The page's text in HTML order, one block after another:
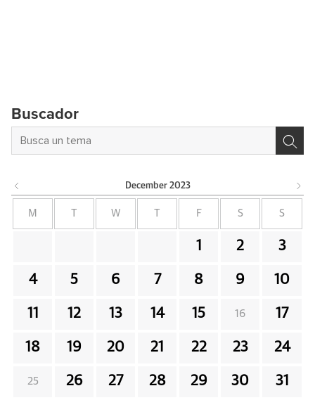
Buscador
December 2023
M W F S S
1 2 3
4 5 6 7 8 9 10
11 12 13 14 15 16 17
18 19 20 21 22 23 24
25 26 27 28 29 30 31